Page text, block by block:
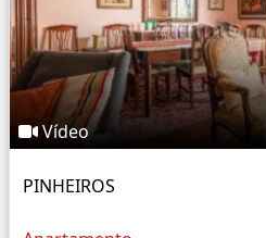
Vídeo
PINHEIROS